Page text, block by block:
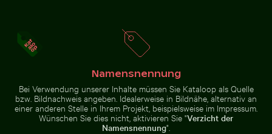
Strandliegen und Sonnenschirme
am Sandstrand
Mann im Kings River an einem
Sonnentag
Nahaufnahme eines grünen Kaktus mit scharfen
Sternennacht über dem Weinberg
Namensnennung
Bei Verwendung unserer Inhalte müssen Sie Kataloop als Quelle
bzw. Bildnachweis angeben. Idealerweise in Bildnähe, alternativ an
einer anderen Stelle in Ihrem Projekt, beispielsweise im Impressum.
Wünschen Sie dies nicht, aktivieren Sie "Verzicht der
Namensnennung".